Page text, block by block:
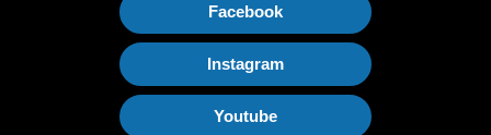
Facebook
Instagram
Youtube